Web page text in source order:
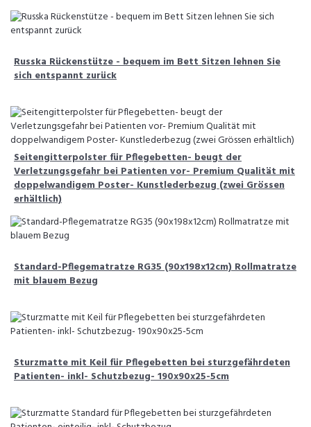
Russka Rückenstütze - bequem im Bett Sitzen lehnen Sie
sich entspannt zurück
Seitengitterpolster für Pflegebetten- beugt der
Verletzungsgefahr bei Patienten vor- Premium Qualität mit
doppelwandigem Poster- Kunstlederbezug (zwei Grössen
erhältlich)
Standard-Pflegematratze RG35 (90x198x12cm) Rollmatratze
mit blauem Bezug
Sturzmatte mit Keil für Pflegebetten bei sturzgefährdeten
Patienten- inkl- Schutzbezug- 190x90x25-5cm